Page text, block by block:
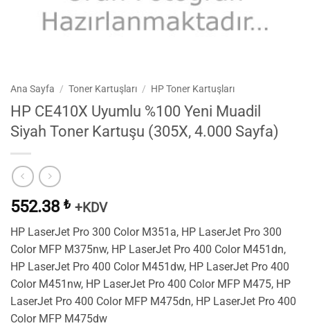
Ana Sayfa / Toner Kartuşları / HP Toner Kartuşları
HP CE410X Uyumlu %100 Yeni Muadil
Siyah Toner Kartuşu (305X, 4.000 Sayfa)
552.38 ₺ +KDV
HP LaserJet Pro 300 Color M351a, HP LaserJet Pro 300
Color MFP M375nw, HP LaserJet Pro 400 Color M451dn,
HP LaserJet Pro 400 Color M451dw, HP LaserJet Pro 400
Color M451nw, HP LaserJet Pro 400 Color MFP M475, HP
LaserJet Pro 400 Color MFP M475dn, HP LaserJet Pro 400
Color MFP M475dw